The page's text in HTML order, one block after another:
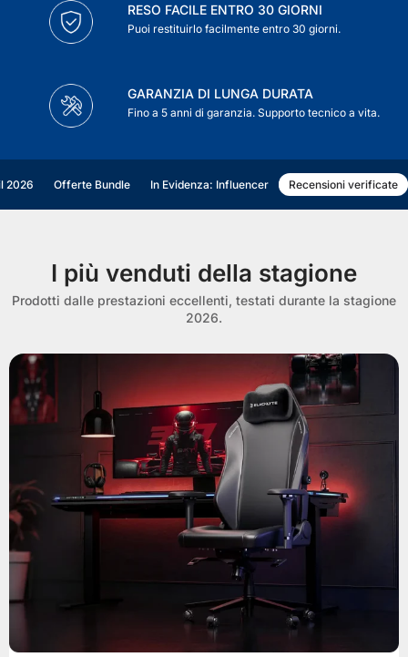
RESO FACILE ENTRO 30 GIORNI
Puoi restituirlo facilmente entro 30 giorni.
GARANZIA DI LUNGA DURATA
Fino a 5 anni di garanzia. Supporto tecnico a vita.
2026 Offerte Bundle In Evidenza: Influencer Recensioni verificate
I più venduti della stagione
Prodotti dalle prestazioni eccellenti, testati durante la stagione
2026.